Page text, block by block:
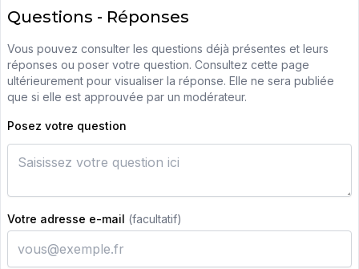
Questions - Réponses
Vous pouvez consulter les questions déjà présentes et leurs
réponses ou poser votre question. Consultez cette page
ultérieurement pour visualiser la réponse. Elle ne sera publiée
que si elle est approuvée par un modérateur.
Posez votre question
Votre adresse e-mail (facultatif)